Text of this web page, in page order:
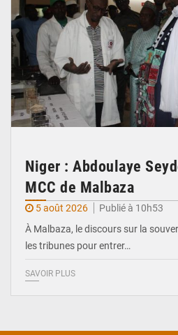
Niger : Abdoulaye
MCC de Malbaza
5 août 2026
Publié à 10h53
À Malbaza, le discours sur la
les tribunes pour entrer…
SAVOIR PLUS